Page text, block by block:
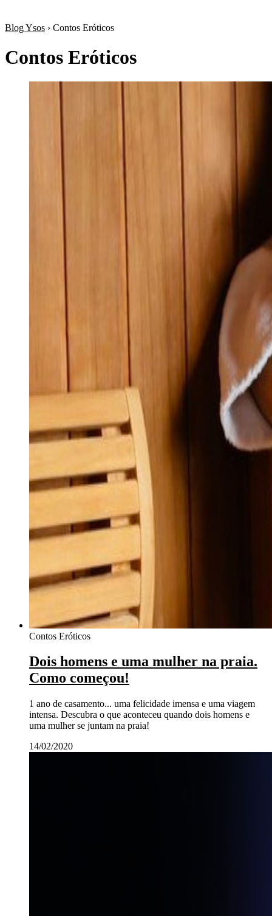
Blog Ysos › Contos Eróticos
Contos Eróticos
Contos Eróticos
Dois homens e uma mulher na praia.
Como começou!
1 ano de casamento... uma felicidade imensa e uma viagem
intensa. Descubra o que aconteceu quando dois homens e
uma mulher se juntam na praia!
14/02/2020